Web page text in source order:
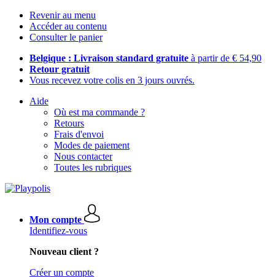
Revenir au menu
Accéder au contenu
Consulter le panier
Belgique : Livraison standard gratuite à partir de € 54,90
Retour gratuit
Vous recevez votre colis en 3 jours ouvrés.
Aide
Où est ma commande ?
Retours
Frais d'envoi
Modes de paiement
Nous contacter
Toutes les rubriques
Mon compte
Identifiez-vous
Nouveau client ?
Créer un compte